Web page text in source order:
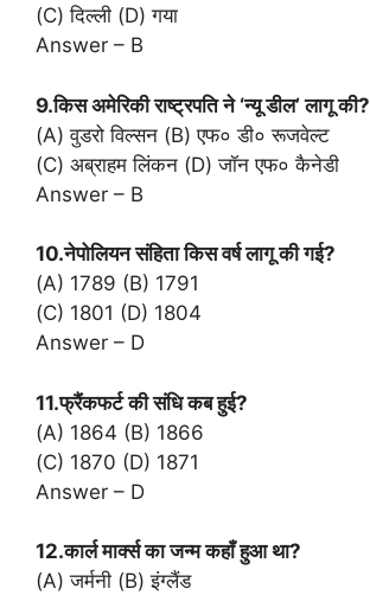
(C) दिल्ली (D) गया
Answer – B
9.किस अमेरिकी राष्ट्रपति ने ‘न्यू डील’ लागू की?
(A) वुडरो विल्सन (B) एफ० डी० रूजवेल्ट
(C) अब्राहम लिंकन (D) जॉन एफ० कैनेडी
Answer – B
10.नेपोलियन संहिता किस वर्ष लागू की गई?
(A) 1789 (B) 1791
(C) 1801 (D) 1804
Answer – D
11.फ्रैंकफर्ट की संधि कब हुई?
(A) 1864 (B) 1866
(C) 1870 (D) 1871
Answer – D
12.कार्ल मार्क्स का जन्म कहाँ हुआ था?
(A) जर्मनी (B) इंग्लैंड